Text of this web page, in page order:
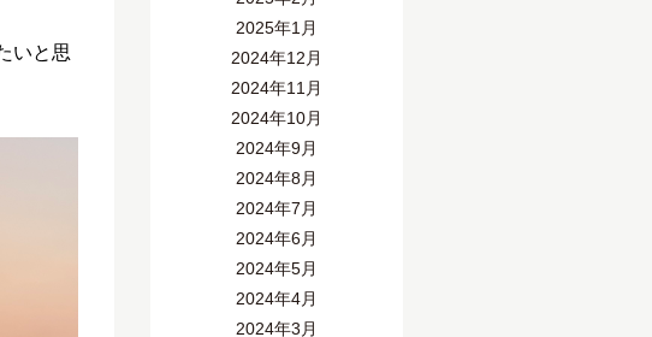
いと思
2025年1月
2024年12月
2024年11月
2024年10月
2024年9月
2024年8月
2024年7月
2024年6月
2024年5月
2024年4月
2024年3月